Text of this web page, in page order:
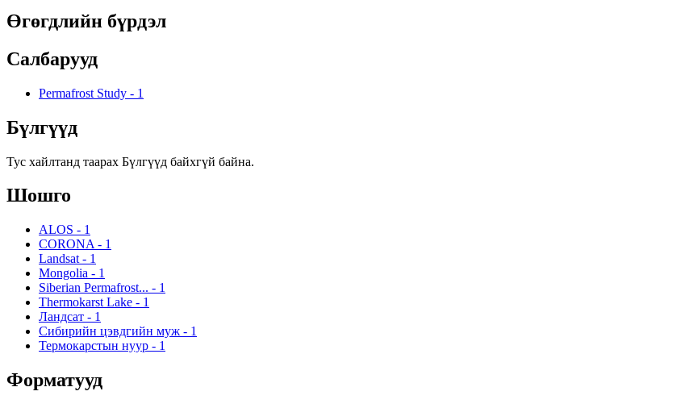
Өгөгдлийн бүрдэл
Салбарууд
Permafrost Study - 1
Бүлгүүд
Тус хайлтанд таарах Бүлгүүд байхгүй байна.
Шошго
ALOS - 1
CORONA - 1
Landsat - 1
Mongolia - 1
Siberian Permafrost... - 1
Thermokarst Lake - 1
Ландсат - 1
Сибирийн цэвдгийн муж - 1
Термокарстын нуур - 1
Форматууд